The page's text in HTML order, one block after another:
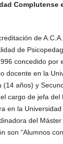
Complutense
de
de
concedido por
docente en la
(14 años) y
cargo de jefa del
en la
del
son “Alumnos